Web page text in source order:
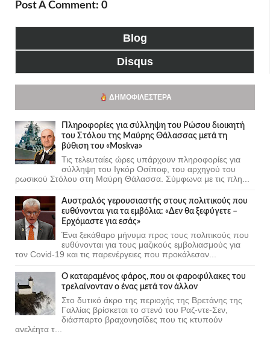
Post A Comment: 0
Blog
Disqus
ΔΗΜΟΦΙΛΈΣΤΕΡΑ
Πληροφορίες για σύλληψη του Ρώσου διοικητή
του Στόλου της Mαύρης Θάλασσας μετά τη
βύθιση του «Moskva»
Τις τελευταίες ώρες υπάρχουν πληροφορίες για
σύλληψη του Ιγκόρ Οσίποφ, του αρχηγού του
ρωσικού Στόλου στη Μαύρη Θάλασσα. Σύμφωνα με τις πλη...
Αυστραλός γερουσιαστής στους πολιτικούς που
ευθύνονται για τα εμβόλια: «Δεν θα ξεφύγετε –
Ερχόμαστε για εσάς»
Ένα ξεκάθαρο μήνυμα προς τους πολιτικούς που
ευθύνονται για τους μαζικούς εμβολιασμούς για
τον Covid-19 και τις παρενέργειες που προκάλεσαν...
Ο καταραμένος φάρος, που οι φαροφύλακες του
τρελαίνονταν ο ένας μετά τον άλλον
Στο δυτικό άκρο της περιοχής της Βρετάνης της
Γαλλίας βρίσκεται το στενό του Ραζ-ντε-Σεν,
διάσπαρτο βραχονησίδες που τις κτυπούν
ανελέητα τ...